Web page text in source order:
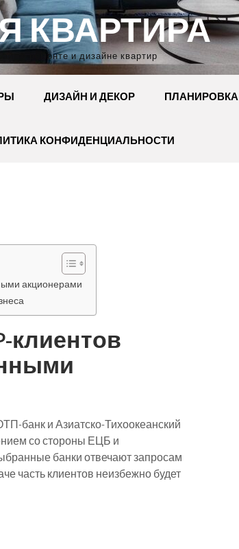
КВАРТИРА
Сайт о ремонте и дизайне квартир
ДИЗАЙН И ДЕКОР ПЛАНИРОВКА
КОНФИДЕНЦИАЛЬНОСТИ
акционерами
клиентов
банк и Азиатско-Тихоокеанский
со стороны ЕЦБ и
банки отвечают запросам
часть клиентов неизбежно будет